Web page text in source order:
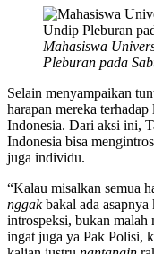
Mahasiswa
Pleburan pada
Selain menyampaikan
harapan mereka
Indonesia. Dari aksi ini,
Indonesia bisa
juga individu.
“Kalau misalkan semua
nggakbakal ada
introspeksi, bukan malah
ingat juga ya Pak Polisi,